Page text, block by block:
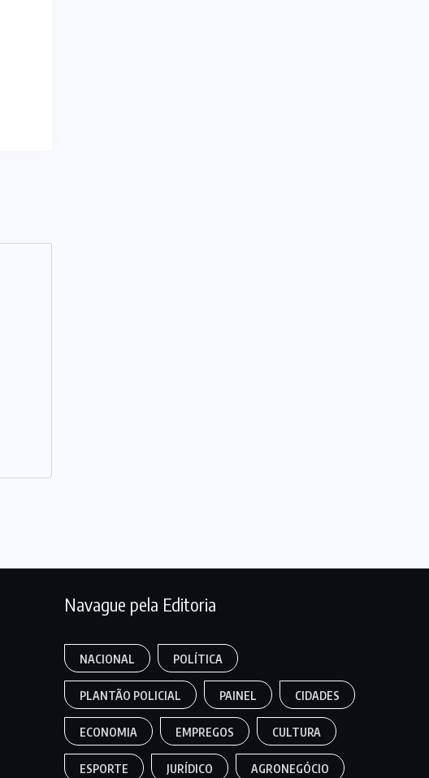
Navague pela Editoria
NACIONAL POLÍTICA
PLANTÃO POLICIAL PAINEL CIDADES
ECONOMIA EMPREGOS CULTURA
ESPORTE JURÍDICO AGRONEGÓCIO